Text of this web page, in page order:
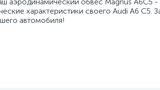
характеристики своего Audi A6 C5.
автомобиля!